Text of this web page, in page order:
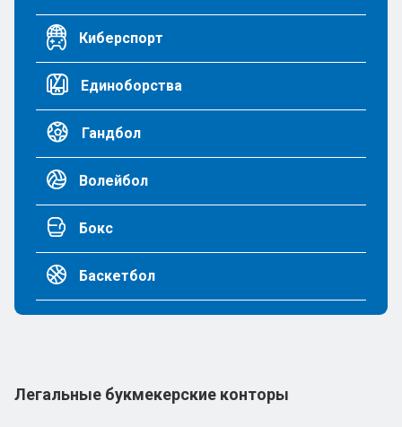
Киберспорт
Единоборства
Гандбол
Волейбол
Бокс
Баскетбол
Легальные букмекерские конторы